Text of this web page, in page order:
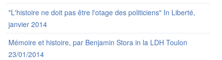
"L'histoire ne doit pas être l'otage des politiciens" In Liberté,
janvier 2014
Mémoire et histoire, par Benjamin Stora in la LDH Toulon
23/01/2014